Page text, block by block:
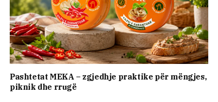
Pashtetat MEKA – zgjedhje praktike për mëngjes,
piknik dhe rrugë